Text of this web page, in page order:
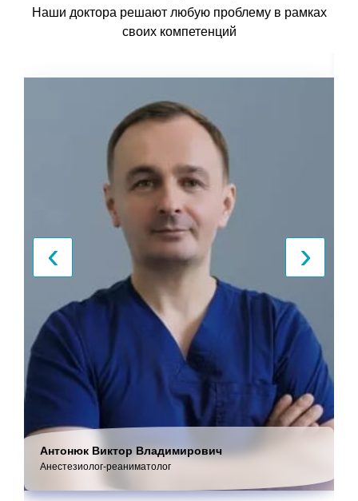
Наши доктора решают любую проблему в рамках
своих компетенций
Антонюк Виктор Владимирович
Анестезиолог-реаниматолог
‹ ›